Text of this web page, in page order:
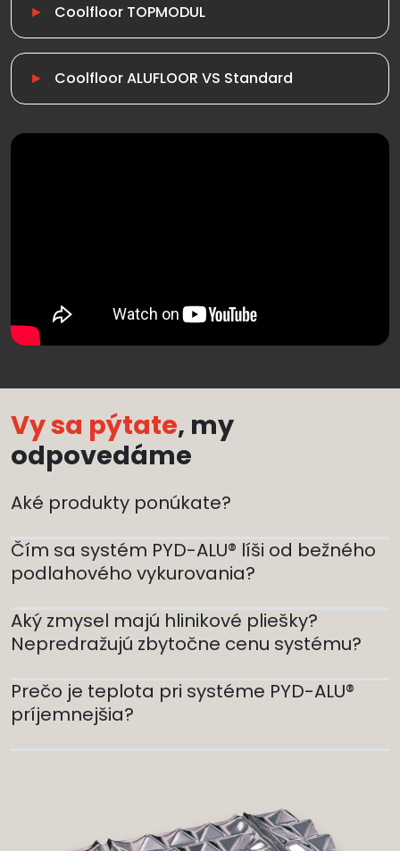
Coolfloor TOPMODUL
Coolfloor ALUFLOOR VS Standard
Vy sa pýtate, my
odpovedáme
Aké produkty ponúkate?
Čím sa systém PYD-ALU® líši od bežného
podlahového vykurovania?
Aký zmysel majú hlinikové pliešky?
Nepredražujú zbytočne cenu systému?
Prečo je teplota pri systéme PYD-ALU®
príjemnejšia?